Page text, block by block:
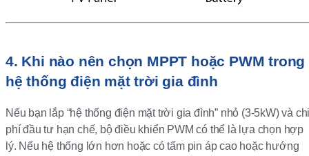
4. Khi nào nên chọn MPPT hoặc PWM trong
hệ thống điện mặt trời gia đình
Nếu bạn lắp “hệ thống điện mặt trời gia đình” nhỏ (3-5kW) và
phí đầu tư hạn chế, bộ điều khiển PWM có thể là lựa chọn hợp
lý. Nếu hệ thống lớn hơn hoặc có tấm pin áp cao hoặc hướng